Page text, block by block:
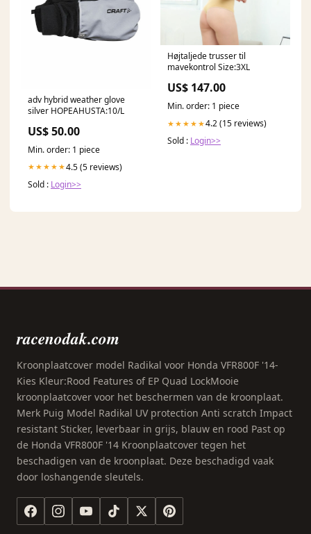
adv hybrid weather glove
silver HOPEAHUSTA:10/L
US$ 50.00
Min. order: 1 piece
★★★★★4.5 (5 reviews)
Sold : Login>>
Højtaljede trusser til
mavekontrol Size:3XL
US$ 147.00
Min. order: 1 piece
★★★★★4.2 (15 reviews)
Sold : Login>>
racenodak.com
Kroonplaatcover model Radikal voor Honda VFR800F '14-
Kies Kleur:Rood Features of EP Quad LockMooie
kroonplaatcover voor het beschermen van de kroonplaat.
Merk Puig Model Radikal UV protection Anti scratch Impact
resistant Sticker, leverbaar in grijs, blauw en rood Past op
de Honda VFR800F '14 Kroonplaatcover tegen het
beschadigen van de kroonplaat. Deze beschadigd vaak
door loshangende sleutels.